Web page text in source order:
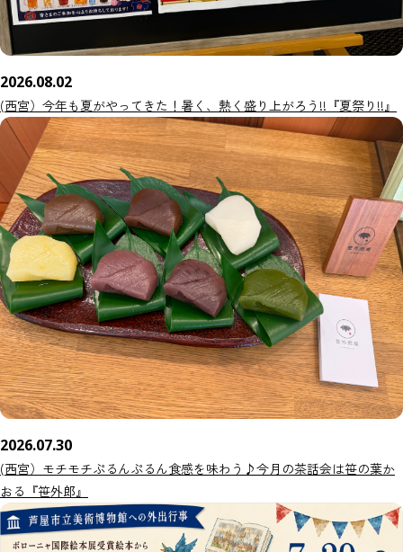
2026.08.02
(西宮）今年も夏がやってきた！暑く、熱く盛り上がろう!!『夏祭り!!』
2026.07.30
(西宮）モチモチぷるんぷるん食感を味わう♪今月の茶話会は笹の葉か
おる『笹外郎』